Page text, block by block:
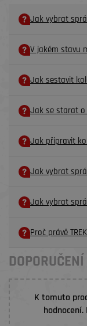
Jak vybrat
V jakém stavu
Jak sestavit
Jak se starat o
Jak připravit
Jak vybrat
Jak vybrat
Proč právě
K tomuto